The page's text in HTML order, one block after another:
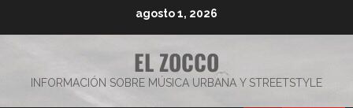
agosto 1, 2026
EL ZOCCO
INFORMACIÓN SOBRE MÚSICA URBANA Y STREETSTYLE